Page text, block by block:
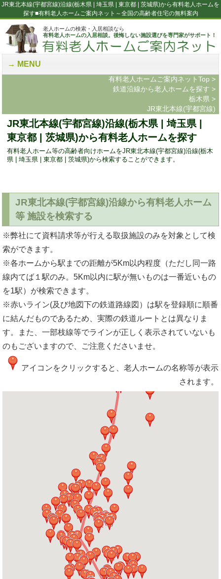
JR東北本線(宇都宮線)沿線(栃木県 | 埼玉県 | 東京都 | 茨城県)から有料老人ホームを
探す■有料老人ホームご案内ネット～全国の高齢者住宅の無料案内
老人ホームの検索・入居相談なら
有料老人ホームの入居相談。後悔しない施設選びを専門家がサポート！
MENU
有料老人ホームご案内ネットTop >
鉄道沿線から老人ホームを探す >
栃木県>
JR東北本線(宇都宮線)
JR東北本線(宇都宮線)沿線(栃木県 | 埼玉県 |
東京都 | 茨城県)から有料老人ホームを探す
有料老人ホーム等の高齢者向けホームをJR東北本線(宇都宮線)沿線(栃木
県 | 埼玉県 | 東京都 | 茨城県)から検索することができます。
JR東北本線(宇都宮線)沿線から有料老人ホーム
等 施設を検索する
※弊社にて資料請求等が行える取扱施設のみを対象として検
索ができます。
※各ホームから駅までの距離が5Km以内程度（ただし同一路
線内てば１駅のみ。5Km以内に駅が無いものは一番近いもの
を1駅）が検索できます。
※赤いライン(及び地図下の鉄道路線図）は駅を登録順に順番
に結んだものであるため、実際の鉄道ルートとは異なりま
す。また、一部枝線等でラインが正しく表示されていないも
のもございますので、ご注意くださいませ。
アイコンをクリックすると、老人ホームの名称等が表示
されます。